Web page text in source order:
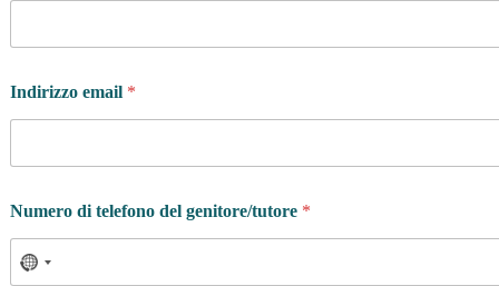
Indirizzo email *
Numero di telefono del genitore/tutore *